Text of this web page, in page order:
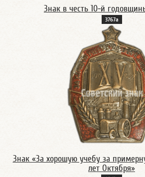
Знак в честь 10-й
3767а
Знак «За хорошую учебу за
лет Октября»